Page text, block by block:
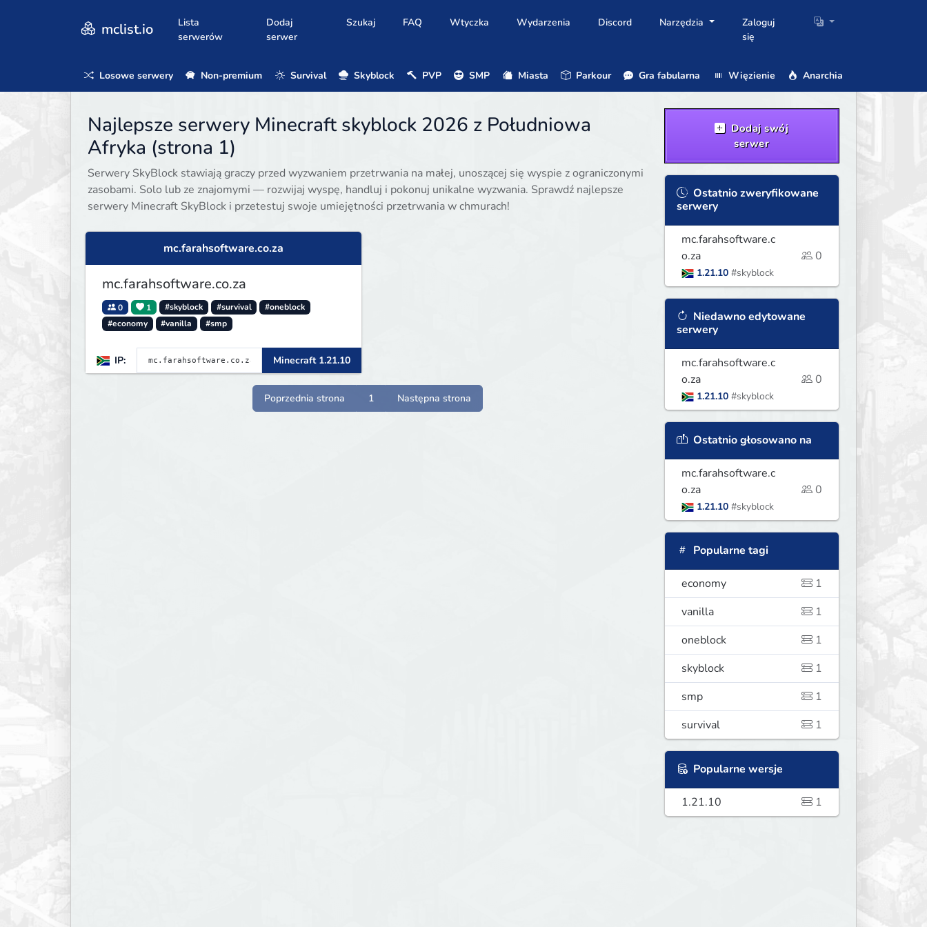
mclist.io
Lista
serwerów
Dodaj
serwer
Szukaj FAQ Wtyczka Wydarzenia Discord Narzędzia
Zaloguj
się
Losowe serwery Non-premium Survival Skyblock PVP SMP Miasta Parkour Gra fabularna Więzienie Anarchia
Najlepsze serwery Minecraft skyblock 2026 z Południowa
Afryka (strona 1)
Serwery SkyBlock stawiają graczy przed wyzwaniem przetrwania na małej, unoszącej się wyspie z ograniczonymi
zasobami. Solo lub ze znajomymi — rozwijaj wyspę, handluj i pokonuj unikalne wyzwania. Sprawdź najlepsze
serwery Minecraft SkyBlock i przetestuj swoje umiejętności przetrwania w chmurach!
mc.farahsoftware.co.za
mc.farahsoftware.co.za
0 1 #skyblock #survival
#oneblock
#economy
#vanilla #smp
IP: Minecraft 1.21.10
Poprzednia strona 1 Następna strona
Dodaj swój
serwer
Ostatnio zweryfikowane
serwery
mc.farahsoftware.c
o.za
1.21.10 #skyblock
0
Niedawno edytowane
serwery
mc.farahsoftware.c
o.za
1.21.10 #skyblock
0
Ostatnio głosowano na
mc.farahsoftware.c
o.za
1.21.10 #skyblock
0
Popularne tagi
economy
1
vanilla
1
oneblock
1
skyblock
1
smp
1
survival
1
Popularne wersje
1.21.10 1